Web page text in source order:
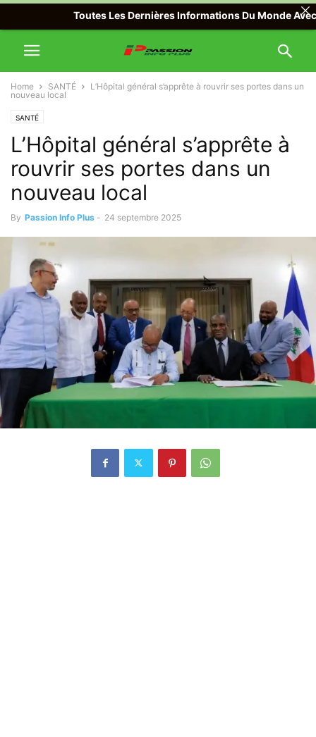
Home SANTÉ
L’Hôpital général s’apprête à rouvrir ses portes dans un
nouveau local
SANTÉ
L’Hôpital général s’apprête à
rouvrir ses portes dans un
nouveau local
By Passion Info Plus - 24 septembre 2025
Toutes Les Dernières Informations Du Monde Avec